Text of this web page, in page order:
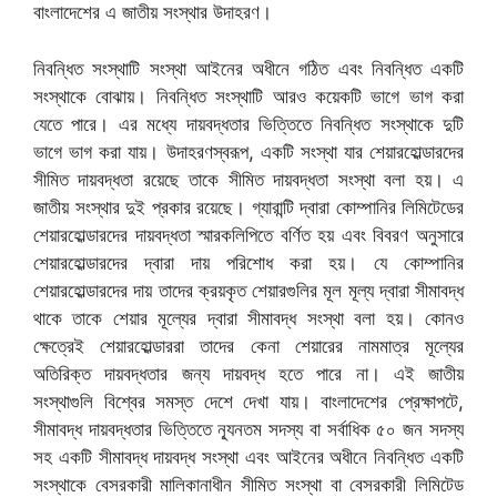
বাংলাদেশের এ জাতীয় সংস্থার উদাহরণ।
নিবন্ধিত সংস্থাটি সংস্থা আইনের অধীনে গঠিত এবং নিবন্ধিত একটি
সংস্থাকে বোঝায়। নিবন্ধিত সংস্থাটি আরও কয়েকটি ভাগে ভাগ করা
যেতে পারে। এর মধ্যে দায়বদ্ধতার ভিত্তিতে নিবন্ধিত সংস্থাকে দুটি
ভাগে ভাগ করা যায়। উদাহরণস্বরূপ, একটি সংস্থা যার শেয়ারহোল্ডারদের
সীমিত দায়বদ্ধতা রয়েছে তাকে সীমিত দায়বদ্ধতা সংস্থা বলা হয়। এ
জাতীয় সংস্থার দুই প্রকার রয়েছে। গ্যারান্টি দ্বারা কোম্পানির লিমিটেডের
শেয়ারহোল্ডারদের দায়বদ্ধতা স্মারকলিপিতে বর্ণিত হয় এবং বিবরণ অনুসারে
শেয়ারহোল্ডারদের দ্বারা দায় পরিশোধ করা হয়। যে কোম্পানির
শেয়ারহোল্ডারদের দায় তাদের ক্রয়কৃত শেয়ারগুলির মূল মূল্য দ্বারা সীমাবদ্ধ
থাকে তাকে শেয়ার মূল্যের দ্বারা সীমাবদ্ধ সংস্থা বলা হয়। কোনও
ক্ষেত্রেই শেয়ারহোল্ডাররা তাদের কেনা শেয়ারের নামমাত্র মূল্যের
অতিরিক্ত দায়বদ্ধতার জন্য দায়বদ্ধ হতে পারে না। এই জাতীয়
সংস্থাগুলি বিশ্বের সমস্ত দেশে দেখা যায়। বাংলাদেশের প্রেক্ষাপটে,
সীমাবদ্ধ দায়বদ্ধতার ভিত্তিতে ন্যূনতম সদস্য বা সর্বাধিক ৫০ জন সদস্য
সহ একটি সীমাবদ্ধ দায়বদ্ধ সংস্থা এবং আইনের অধীনে নিবন্ধিত একটি
সংস্থাকে বেসরকারী মালিকানাধীন সীমিত সংস্থা বা বেসরকারী লিমিটেড